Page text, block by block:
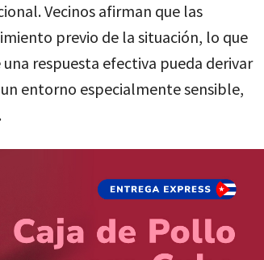
Vecinos afirman que las
previo de la situación, lo que
respuesta efectiva pueda derivar
entorno especialmente sensible,